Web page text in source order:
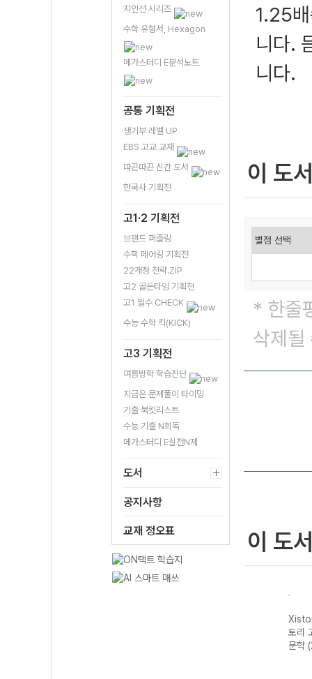
지인선 시리즈
수학 유형서, Hexagon
메가스터디 E분석노트
공통 기획전
생기부 레벨 UP
EBS 고교 교재
따끈따끈 신간 도서
한국사 기획전
고1·2 기획전
브랜드 퍼즐링
수학 페어링 기획전
22개정 전략.ZIP
고2 골든타임 기획전
고1 필수 CHECK
수능 수학 킥(KICK)
고3 기획전
여름방학 학습진단
지금은 문제풀이 타이밍
기출 북킷리스트
수능 기출 N회독
메가스터디 E실전N제
도서
공지사항
교재 정오표
1.25
니다.
니다.
이 도
* 한줄
삭제될
이 도
토리
문학